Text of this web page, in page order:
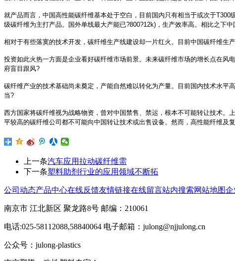
就产品而言，中国高性能碳纤维基本处于空白，目前国内只有相当于或次于
级碳纤维为主打产品。国外单线最大产能已?800?12k)，生产效率高。相比之下
相对于有些落寞的技术开发，碳纤维生产线建设却一片红火。目前中国碳纤维
投资如此火热一方面是企业看好碳纤维市场前景。未来碳纤维市场的增长点在
府盲目跟风?
碳纤维产业的技术基础尚未奠定，产能自然难以转化为产量。目前国内技术水
当?
西方国家将碳纤维视为战略物资，曾对中国禁售、禁运，根本不可能转让技术
平较高的碳纤维公司都不可能向中国转让技术或出售设备。然而，高性能纤维
上一条汽车应用拉动碳纤维需
下一条塑料助剂行业的应用领域不断拓
公司动态产品中心在线反馈友情链接在线留言站内搜索网站地图企
南京市 江北新区 聚龙路8号 邮编：210061
电话:025-58112088,58840064 电子邮箱：julong@njjulong.cn
公众号：julong-plastics